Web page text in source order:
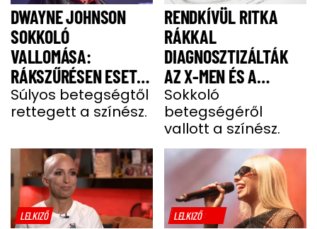
DWAYNE JOHNSON
SOKKOLÓ
VALLOMÁSA:
RÁKSZŰRÉSEN ESETT
ÁT A SZÍNÉSZ EGY
FÁJDALMAS CSOMÓ
Súlyos betegségtől
rettegett a színész.
RENDKÍVÜL RITKA
RÁKKAL
DIAGNOSZTIZÁLTÁK
AZ X-MEN ÉS A
DEADPOOL SZTÁRJÁT
Sokkoló
betegségéről
vallott a színész.
LELKIZŐ LELKIZŐ